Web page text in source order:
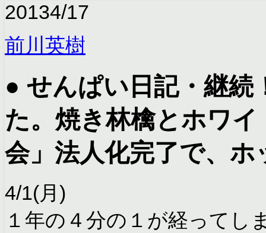
20134/17
前川英樹
● せんぱい日記・継
た。焼き林檎とホワ
会」法人化完了で、
4/1(月)
１年の４分の１が経ってし